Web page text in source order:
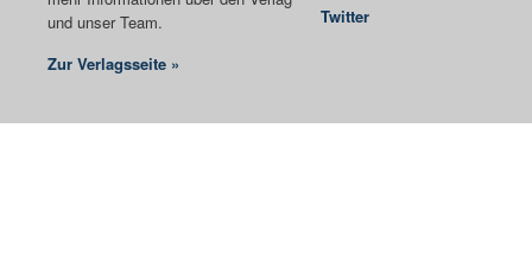
und unser Team.
Zur Verlagsseite »
Twitter